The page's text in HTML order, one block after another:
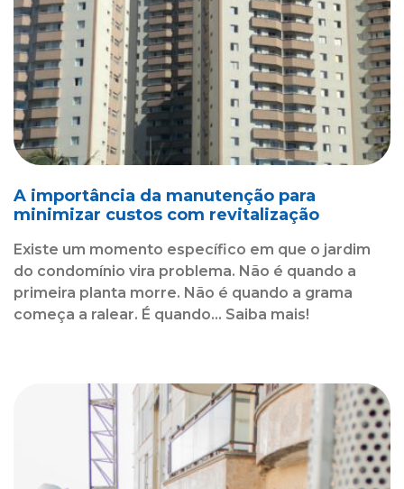
A importância da manutenção para
minimizar custos com revitalização
Existe um momento específico em que o jardim
do condomínio vira problema. Não é quando a
primeira planta morre. Não é quando a grama
começa a ralear. É quando... Saiba mais!